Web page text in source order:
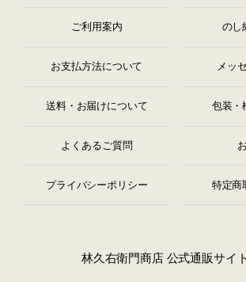
ご利用案内 のし
お支払方法について メッ
送料・お届けについて 包装・
よくあるご質問
プライバシーポリシー 特定商
林久右衛門商店 公式通販サイ